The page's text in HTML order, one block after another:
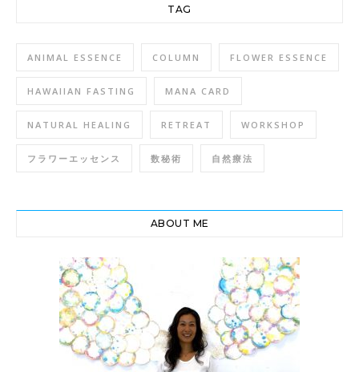
TAG
ANIMAL ESSENCE COLUMN FLOWER ESSENCE
HAWAIIAN FASTING MANA CARD
NATURAL HEALING RETREAT WORKSHOP
フラワーエッセンス 数秘術 自然療法
ABOUT ME